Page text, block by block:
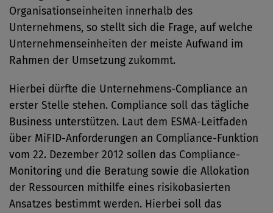
Organisationseinheiten innerhalb des
Unternehmens, so stellt sich die Frage, auf welche
Unternehmenseinheiten der meiste Aufwand im
Rahmen der Umsetzung zukommt.
Hierbei dürfte die Unternehmens-Compliance an
erster Stelle stehen. Compliance soll das tägliche
Business unterstützen. Laut dem ESMA-Leitfaden
über MiFID-Anforderungen an Compliance-Funktion
vom 22. Dezember 2012 sollen das Compliance-
Monitoring und die Beratung sowie die Allokation
der Ressourcen mithilfe eines risikobasierten
Ansatzes bestimmt werden. Hierbei soll das